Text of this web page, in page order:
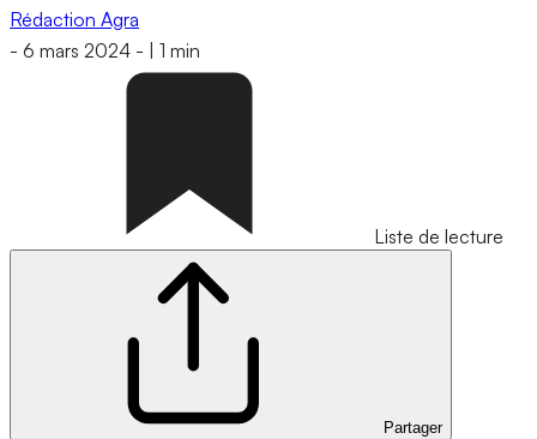
Rédaction Agra
- 6 mars 2024 - 1 min
Liste de lecture
Partager